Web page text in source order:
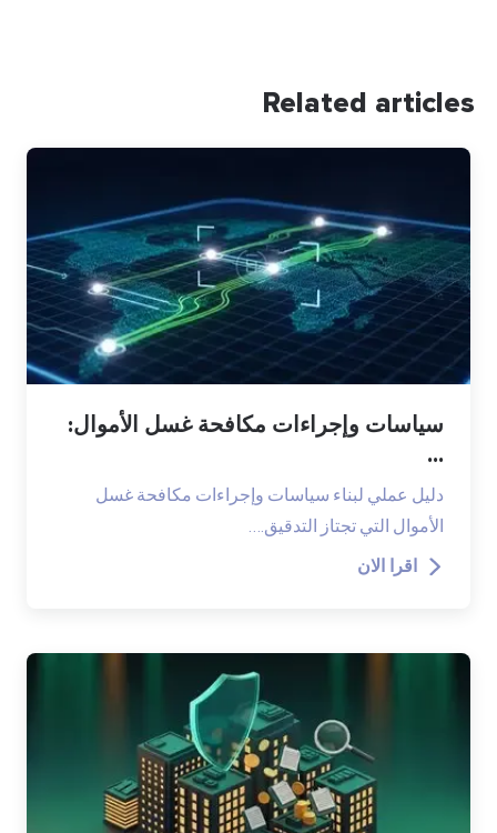
Related articles
سياسات وإجراءات مكافحة غسل الأموال:
...
دليل عملي لبناء سياسات وإجراءات مكافحة غسل
الأموال التي تجتاز التدقيق.…
اقرا الان